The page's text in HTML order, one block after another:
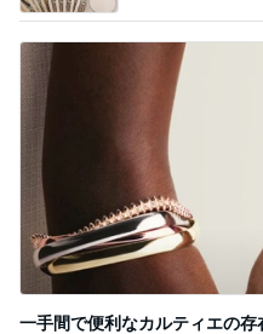
一手間で便利なカルティエの存
Amebaトピックス 1日前
記